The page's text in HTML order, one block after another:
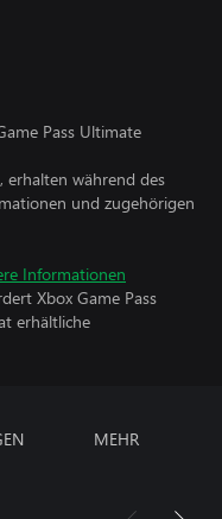
Pass Ultimate
erhalten während des
und zugehörigen
Informationen
Xbox Game Pass
erhältliche
MEHR